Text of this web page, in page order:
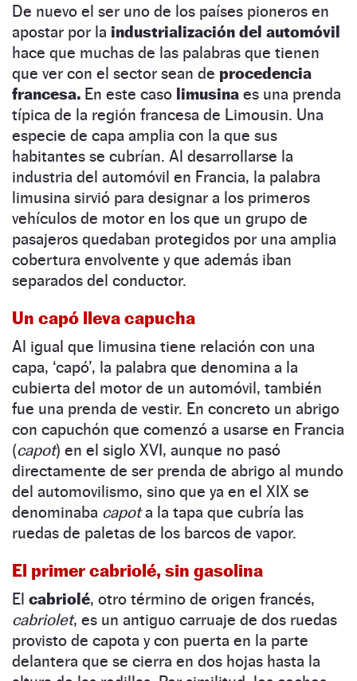
De nuevo el ser uno de los países pioneros en
apostar por la industrialización del automóvil
hace que muchas de las palabras que tienen
que ver con el sector sean de procedencia
francesa. En este caso limusina es una prenda
típica de la región francesa de Limousin. Una
especie de capa amplia con la que sus
habitantes se cubrían. Al desarrollarse la
industria del automóvil en Francia, la palabra
limusina sirvió para designar a los primeros
vehículos de motor en los que un grupo de
pasajeros quedaban protegidos por una amplia
cobertura envolvente y que además iban
separados del conductor.
Un capó lleva capucha
Al igual que limusina tiene relación con una
capa, ‘capó’, la palabra que denomina a la
cubierta del motor de un automóvil, también
fue una prenda de vestir. En concreto un abrigo
con capuchón que comenzó a usarse en Francia
(capot) en el siglo XVI, aunque no pasó
directamente de ser prenda de abrigo al mundo
del automovilismo, sino que ya en el XIX se
denominaba capota la tapa que cubría las
ruedas de paletas de los barcos de vapor.
El primer cabriolé, sin gasolina
El cabriolé, otro término de origen francés,
cabriolet, es un antiguo carruaje de dos ruedas
provisto de capota y con puerta en la parte
delantera que se cierra en dos hojas hasta la